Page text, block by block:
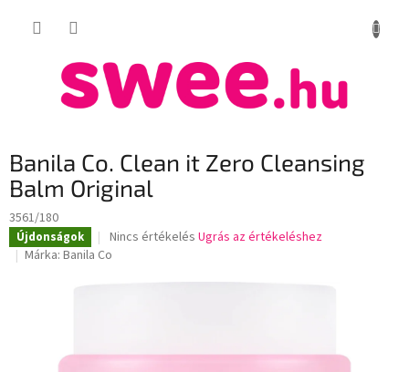
KOSÁR
Banila Co. Clean it Zero Cleansing
Balm Original
3561/180
Újdonságok
A
termék
értékelése
csillag.
Nincs értékelés Ugrás az értékeléshez
Márka: Banila Co